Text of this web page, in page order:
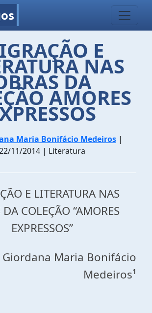
E
NAS
DA
AMORES
Maria Bonifácio Medeiros|
11/2014 | Literatura
E LITERATURA NAS
COLEÇÃO “AMORES
EXPRESSOS”
Giordana Maria Bonifácio
Medeiros¹